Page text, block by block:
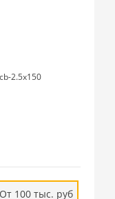
2.5x150
От 100 тыс. руб